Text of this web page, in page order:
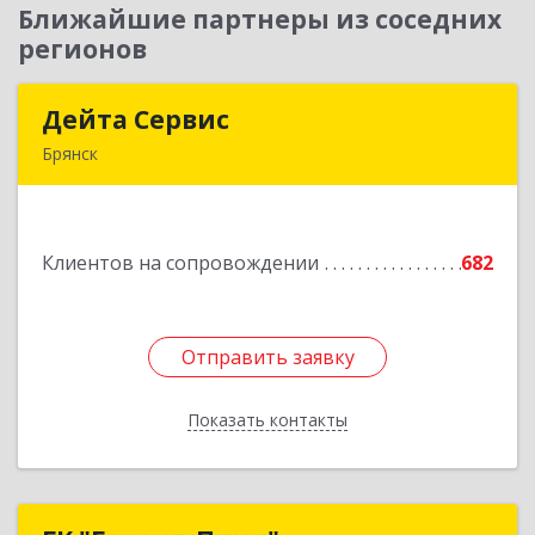
Ближайшие партнеры из соседних
регионов
Дейта Сервис
Брянск
Клиентов на сопровождении 682
Отправить заявку
Показать контакты
Подробнее
Отправить заявку
Назад